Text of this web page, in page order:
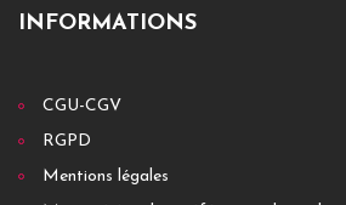
INFORMATIONS
CGU-CGV
RGPD
Mentions légales